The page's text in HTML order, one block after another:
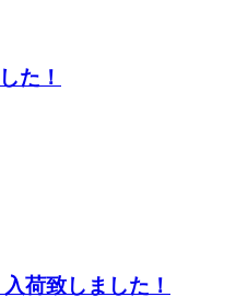
た！
致しました！